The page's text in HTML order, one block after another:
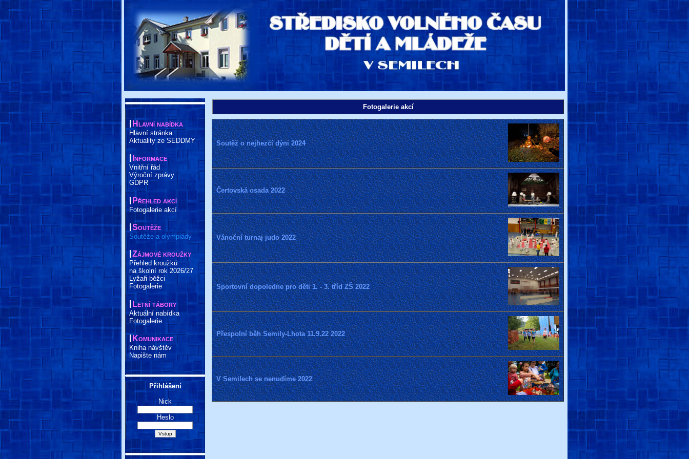
Hlavní nabídka
Hlavní stránka
Aktuality ze SEDDMY
Informace
Vnitřní řád
Výroční zprávy
GDPR
Přehled akcí
Fotogalerie akcí
Soutěže
Soutěže a olympiády
Zájmové kroužky
Přehled kroužků
na školní rok 2026/27
Lyžaři běžci
Fotogalerie
Letní tábory
Aktuální nabídka
Fotogalerie
Komunikace
Kniha návštěv
Napište nám
Přihlášení
Nick
Heslo
Fotogalerie akcí
Soutěž o nejhezčí dýni 2024
Čertovská osada 2022
Vánoční turnaj judo 2022
Sportovní dopoledne pro děti 1. - 3. tříd ZŠ 2022
Přespolní běh Semily-Lhota 11.9.22 2022
V Semilech se nenudíme 2022